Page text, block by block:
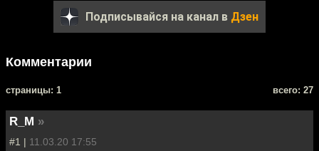
Подписывайся на канал в Дзен
Комментарии
cтраницы: 1 всего: 27
R_M »
#1 | 11.03.20 17:55